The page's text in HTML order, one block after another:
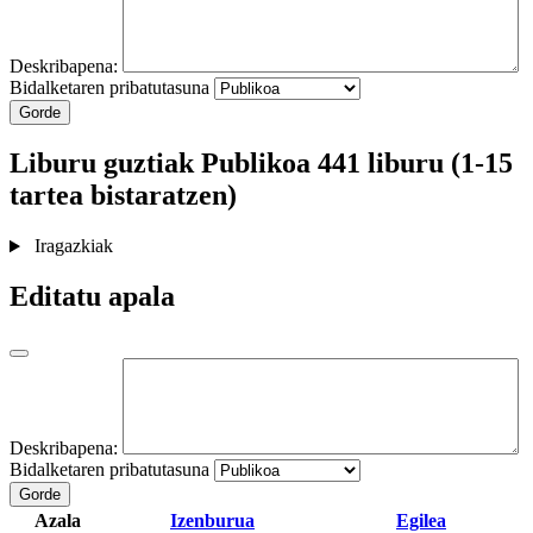
Deskribapena:
Bidalketaren pribatutasuna
Gorde
Liburu guztiakPublikoa 441 liburu (1-15
tartea bistaratzen)
Iragazkiak
Editatu apala
Deskribapena:
Bidalketaren pribatutasuna
Gorde
Azala Izenburua Egilea